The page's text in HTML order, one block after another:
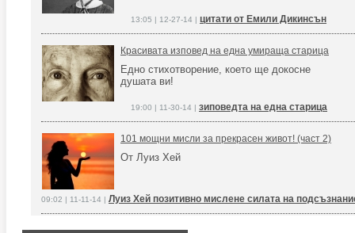
13:05 | 12-27-14 | цитати от Емили Дикинсън
Красивата изповед на една умираща старица
Едно стихотворение, което ще докосне
душата ви!
19:00 | 11-30-14 | зиповедта на една старица
101 мощни мисли за прекрасен живот! (част 2)
От Луиз Хей
09:02 | 11-11-14 | Луиз Хей позитивно мислене силата на